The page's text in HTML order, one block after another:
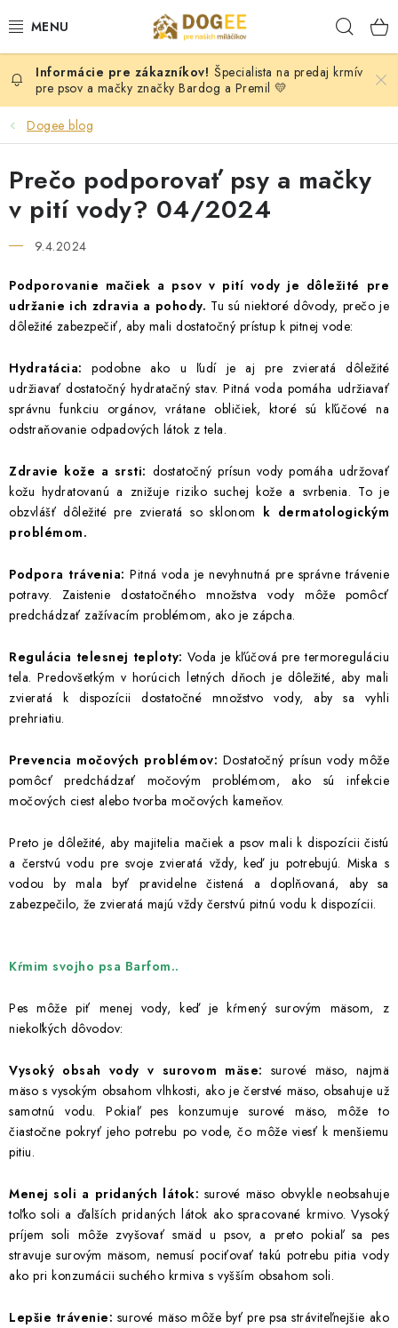
na
PSY
MAČKY
HLODAVCI
KONE
DOGFRISBEE
Moja objednávka KONTAKTY
POŠTOVNÉ A DOPRAVA
VEĽKOOBCHOD
OBCHODNÉ PODMIENKY
INFORMÁCIE O NÁKUPE
GDPR
Špecialista na predaj krmív
pre psov a mačky značky Bardog a Premil 💛
Dogee blog
Prečo podporovať psy a mačky
v pití vody? 04/2024
9.4.2024
Podporovanie mačiek a psov v pití vody je dôležité pre
udržanie ich zdravia a pohody. Tu sú niektoré dôvody, prečo je
dôležité zabezpečiť, aby mali dostatočný prístup k pitnej vode:
Hydratácia: podobne ako u ľudí je aj pre zvieratá dôležité
udržiavať dostatočný hydratačný stav. Pitná voda pomáha udržiavať
správnu funkciu orgánov, vrátane obličiek, ktoré sú kľúčové na
odstraňovanie odpadových látok z tela.
Zdravie kože a srsti: dostatočný prísun vody pomáha udržovať
kožu hydratovanú a znižuje riziko suchej kože a svrbenia. To je
obzvlášť dôležité pre zvieratá so sklonom k dermatologickým
problémom.
Podpora trávenia: Pitná voda je nevyhnutná pre správne trávenie
potravy. Zaistenie dostatočného množstva vody môže pomôcť
predchádzať zažívacím problémom, ako je zápcha.
Regulácia telesnej teploty: Voda je kľúčová pre termoreguláciu
tela. Predovšetkým v horúcich letných dňoch je dôležité, aby mali
zvieratá k dispozícii dostatočné množstvo vody, aby sa vyhli
prehriatiu.
Prevencia močových problémov: Dostatočný prísun vody môže
pomôcť predchádzať močovým problémom, ako sú infekcie
močových ciest alebo tvorba močových kameňov.
Preto je dôležité, aby majitelia mačiek a psov mali k dispozícii čistú
a čerstvú vodu pre svoje zvieratá vždy, keď ju potrebujú. Miska s
vodou by mala byť pravidelne čistená a doplňovaná, aby sa
zabezpečilo, že zvieratá majú vždy čerstvú pitnú vodu k dispozícii.
Kŕmim svojho psa Barfom..
Pes môže piť menej vody, keď je kŕmený surovým mäsom, z
niekoľkých dôvodov:
Vysoký obsah vody v surovom mäse: surové mäso, najmä
mäso s vysokým obsahom vlhkosti, ako je čerstvé mäso, obsahuje už
samotnú vodu. Pokiaľ pes konzumuje surové mäso, môže to
čiastočne pokryť jeho potrebu po vode, čo môže viesť k menšiemu
pitiu.
Menej soli a pridaných látok: surové mäso obvykle neobsahuje
toľko soli a ďalších pridaných látok ako spracované krmivo. Vysoký
príjem soli môže zvyšovať smäd u psov, a preto pokiaľ sa pes
stravuje surovým mäsom, nemusí pociťovať takú potrebu pitia vody
ako pri konzumácii suchého krmiva s vyšším obsahom soli.
Lepšie trávenie: surové mäso môže byť pre psa stráviteľnejšie ako